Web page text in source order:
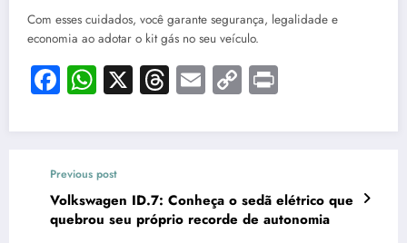
Com esses cuidados, você garante segurança, legalidade e
economia ao adotar o kit gás no seu veículo.
Facebook
WhatsApp
X Threads
Email
Copy
Link
Previous post
Volkswagen ID.7: Conheça o sedã elétrico que
quebrou seu próprio recorde de autonomia